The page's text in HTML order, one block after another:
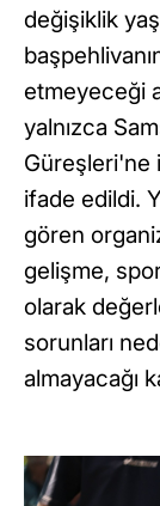
değişiklik
etmeyeceği
yalnızca
Güreşleri'ne
ifade edildi.
gören
gelişme,
olarak
sorunları
almayacağı